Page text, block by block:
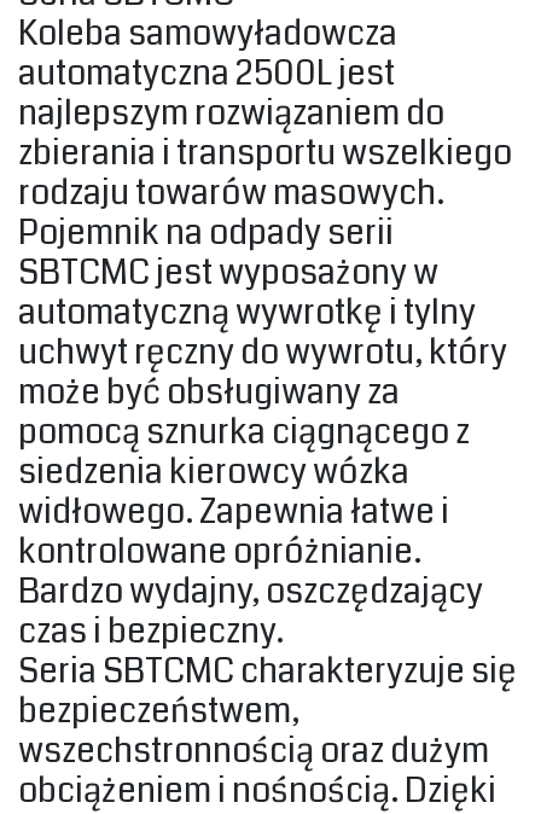
Koleba samowyładowcza
automatyczna 2500L jest
najlepszym rozwiązaniem do
zbierania i transportu wszelkiego
rodzaju towarów masowych.
Pojemnik na odpady serii
SBTCMC jest wyposażony w
automatyczną wywrotkę i tylny
uchwyt ręczny do wywrotu, który
może być obsługiwany za
pomocą sznurka ciągnącego z
siedzenia kierowcy wózka
widłowego. Zapewnia łatwe i
kontrolowane opróżnianie.
Bardzo wydajny, oszczędzający
czas i bezpieczny.‎
‎Seria SBTCMC charakteryzuje się
bezpieczeństwem,
wszechstronnością oraz dużym
obciążeniem i nośnością. Dzięki